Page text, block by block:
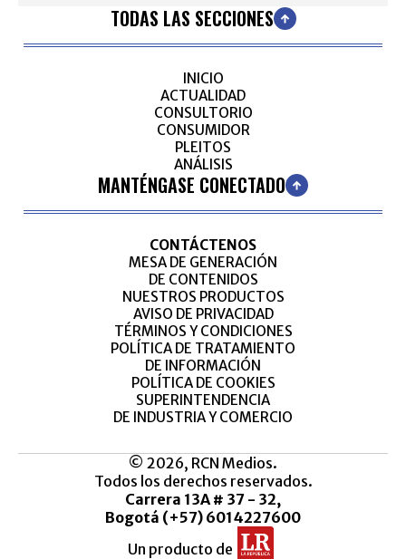
TODAS LAS SECCIONES
INICIO
ACTUALIDAD
CONSULTORIO
CONSUMIDOR
PLEITOS
ANÁLISIS
MANTÉNGASE CONECTADO
CONTÁCTENOS
MESA DE GENERACIÓN
DE CONTENIDOS
NUESTROS PRODUCTOS
AVISO DE PRIVACIDAD
TÉRMINOS Y CONDICIONES
POLÍTICA DE TRATAMIENTO
DE INFORMACIÓN
POLÍTICA DE COOKIES
SUPERINTENDENCIA
DE INDUSTRIA Y COMERCIO
© 2026, RCN Medios.
Todos los derechos reservados.
Carrera 13A # 37 - 32,
Bogotá (+57) 6014227600
Un producto de